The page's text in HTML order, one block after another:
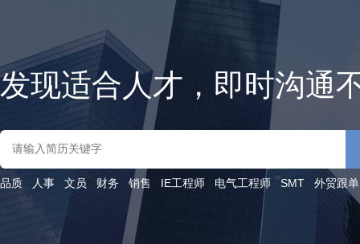
发现适合人才，即时沟通
品质 人事 文员 财务 销售 IE工程师 电气工程师 SMT 外贸跟单